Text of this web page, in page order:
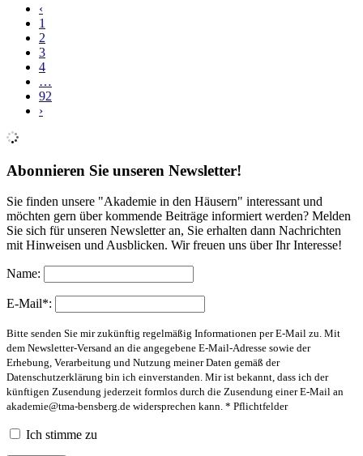
‹
1
2
3
4
…
92
›
Abonnieren Sie unseren Newsletter!
Sie finden unsere "Akademie in den Häusern" interessant und
möchten gern über kommende Beiträge informiert werden? Melden
Sie sich für unseren Newsletter an, Sie erhalten dann Nachrichten
mit Hinweisen und Ausblicken. Wir freuen uns über Ihr Interesse!
Name:
E-Mail*:
Bitte senden Sie mir zukünftig regelmäßig Informationen per E-Mail zu. Mit
dem Newsletter-Versand an die angegebene E-Mail-Adresse sowie der
Erhebung, Verarbeitung und Nutzung meiner Daten gemäß der
Datenschutzerklärung bin ich einverstanden. Mir ist bekannt, dass ich der
künftigen Zusendung jederzeit formlos durch die Zusendung einer E-Mail an
akademie@tma-bensberg.de widersprechen kann. * Pflichtfelder
Ich stimme zu